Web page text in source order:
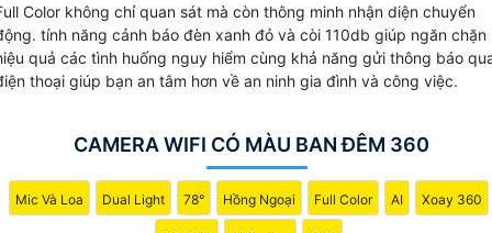
camera giúp tiết kiệm băng thông và dung lượng
trữ mà vẫn Hoàn toàn tin cậy chất lượng hình ảnh sắc
những tính năng ưu việt này, Camera Wifi 360 Full Color
cửa hàng của bạn.
Color không chỉ quan sát mà còn thông minh nhận diện chuyển
tính năng cảnh báo đèn xanh đỏ và còi 110db giúp ngăn chặn
quả các tình huống nguy hiểm cùng khả năng gửi thông báo
thoại giúp bạn an tâm hơn về an ninh gia đình và công việc.
CAMERA WIFI CÓ MÀU BAN ĐÊM 360
Mic Và Loa Dual Light 78° Hồng Ngoại Full Color AI Xoay 360